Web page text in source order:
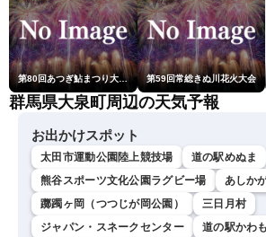
第80回あつぎ鮎まつり大花火大会 第59回常総きぬ川花火大会
群馬県大泉町周辺の天気予報
お出かけスポット
太田市運動公園陸上競技場
道の駅めぬま
熊谷スポーツ文化公園ラグビー場
あしか
躑躅ヶ岡（つつじが岡公園）
三日月村
ジャパン・スネークセンター
道の駅かわ